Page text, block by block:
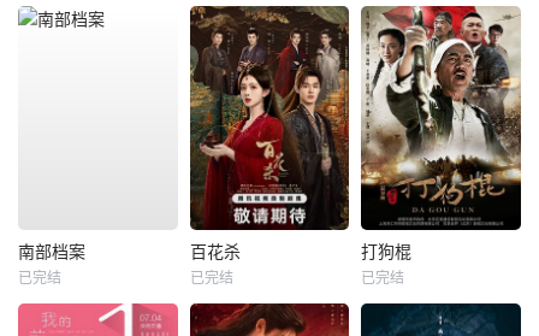
南部档案
已完结
百花杀
已完结
打狗棍
已完结